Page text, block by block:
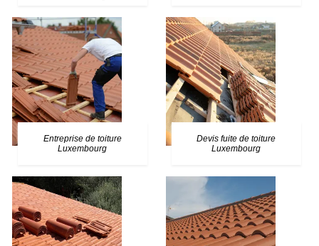
Entreprise de toiture
Luxembourg
Devis fuite de toiture
Luxembourg